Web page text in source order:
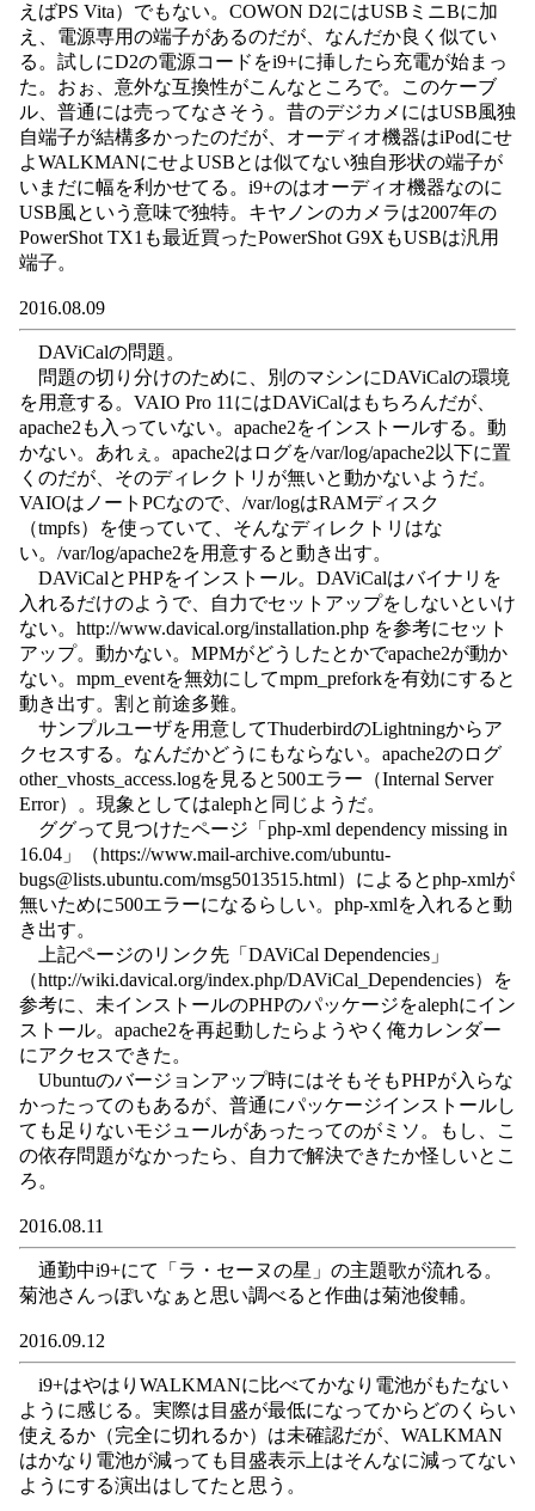
えばPS Vita）でもない。COWON D2にはUSBミニBに加
え、電源専用の端子があるのだが、なんだか良く似てい
る。試しにD2の電源コードをi9+に挿したら充電が始まっ
た。おぉ、意外な互換性がこんなところで。このケーブ
ル、普通には売ってなさそう。昔のデジカメにはUSB風独
自端子が結構多かったのだが、オーディオ機器はiPodにせ
よWALKMANにせよUSBとは似てない独自形状の端子が
いまだに幅を利かせてる。i9+のはオーディオ機器なのに
USB風という意味で独特。キヤノンのカメラは2007年の
PowerShot TX1も最近買ったPowerShot G9XもUSBは汎用
端子。
2016.08.09
DAViCalの問題。
問題の切り分けのために、別のマシンにDAViCalの環境
を用意する。VAIO Pro 11にはDAViCalはもちろんだが、
apache2も入っていない。apache2をインストールする。動
かない。あれぇ。apache2はログを/var/log/apache2以下に置
くのだが、そのディレクトリが無いと動かないようだ。
VAIOはノートPCなので、/var/logはRAMディスク
（tmpfs）を使っていて、そんなディレクトリはな
い。/var/log/apache2を用意すると動き出す。
DAViCalとPHPをインストール。DAViCalはバイナリを
入れるだけのようで、自力でセットアップをしないといけ
ない。http://www.davical.org/installation.php を参考にセット
アップ。動かない。MPMがどうしたとかでapache2が動か
ない。mpm_eventを無効にしてmpm_preforkを有効にすると
動き出す。割と前途多難。
サンプルユーザを用意してThuderbirdのLightningからア
クセスする。なんだかどうにもならない。apache2のログ
other_vhosts_access.logを見ると500エラー（Internal Server
Error）。現象としてはalephと同じようだ。
ググって見つけたページ「php-xml dependency missing in
16.04」（https://www.mail-archive.com/ubuntu-
bugs@lists.ubuntu.com/msg5013515.html）によるとphp-xmlが
無いために500エラーになるらしい。php-xmlを入れると動
き出す。
上記ページのリンク先「DAViCal Dependencies」
（http://wiki.davical.org/index.php/DAViCal_Dependencies）を
参考に、未インストールのPHPのパッケージをalephにイン
ストール。apache2を再起動したらようやく俺カレンダー
にアクセスできた。
Ubuntuのバージョンアップ時にはそもそもPHPが入らな
かったってのもあるが、普通にパッケージインストールし
ても足りないモジュールがあったってのがミソ。もし、こ
の依存問題がなかったら、自力で解決できたか怪しいとこ
ろ。
2016.08.11
通勤中i9+にて「ラ・セーヌの星」の主題歌が流れる。
菊池さんっぽいなぁと思い調べると作曲は菊池俊輔。
2016.09.12
i9+はやはりWALKMANに比べてかなり電池がもたない
ように感じる。実際は目盛が最低になってからどのくらい
使えるか（完全に切れるか）は未確認だが、WALKMAN
はかなり電池が減っても目盛表示上はそんなに減ってない
ようにする演出はしてたと思う。